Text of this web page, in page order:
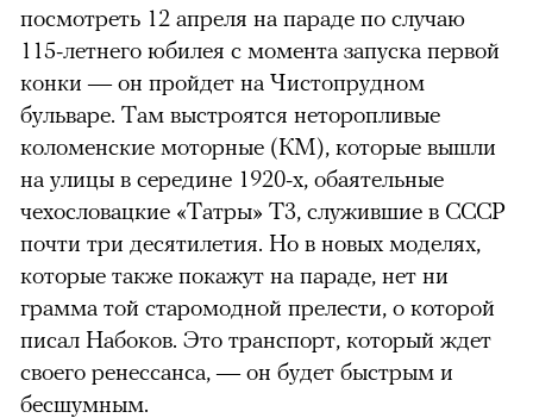
посмотреть 12 апреля на параде по случаю
115-летнего юбилея с момента запуска первой
конки — он пройдет на Чистопрудном
бульваре. Там выстроятся неторопливые
коломенские моторные (КМ), которые вышли
на улицы в середине 1920-х, обаятельные
чехословацкие «Татры» Т3, служившие в СССР
почти три десятилетия. Но в новых моделях,
которые также покажут на параде, нет ни
грамма той старомодной прелести, о которой
писал Набоков. Это транспорт, который ждет
своего ренессанса, — он будет быстрым и
бесшумным.